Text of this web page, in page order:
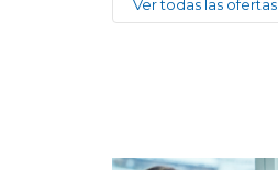
Ver todas las ofertas